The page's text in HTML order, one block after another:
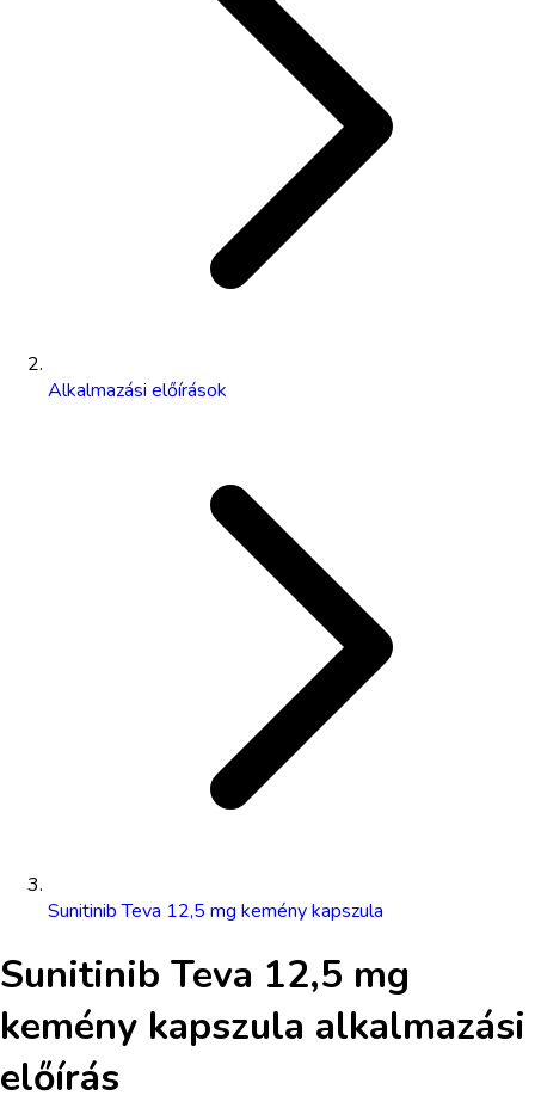
Alkalmazási előírások
Sunitinib Teva 12,5 mg kemény kapszula
Sunitinib Teva 12,5 mg
kemény kapszula alkalmazási
előírás